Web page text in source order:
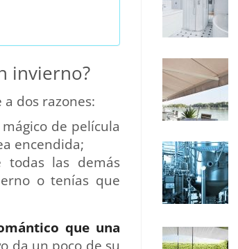
invierno?
dos razones:
de película
encendida;
todas las demás
o tenías que
que una
da un poco de su